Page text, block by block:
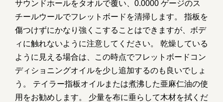
サウンドホールをタオルで覆い、0.0000 ゲージのス
チールウールでフレットボードを清掃します。 指板を
傷つけずにかなり強くこすることはできますが、ボデ
ィに触れないように注意してください。 乾燥している
ように見える場合は、この時点でフレットボードコン
ディショニングオイルを少し追加するのも良いでしょ
う。 テイラー指板オイルまたは煮沸した亜麻仁油の使
用をお勧めします。 少量を布に垂らして木材を拭くだ